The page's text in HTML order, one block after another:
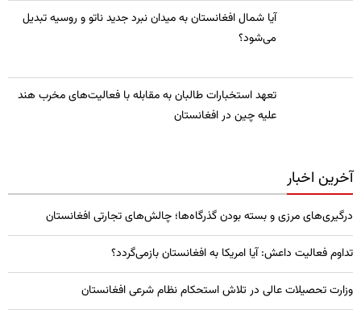
​آیا شمال افغانستان به میدان نبرد جدید ناتو و روسیه تبدیل
می‌شود؟
تعهد استخبارات طالبان به مقابله با فعالیت‌های مخرب هند
علیه چین در افغانستان
آخرین اخبار
درگیری‌های مرزی و بسته بودن گذرگاه‌ها؛ چالش‌های تجارتی افغانستان
تداوم فعالیت داعش: آیا امریکا به افغانستان بازمی‌گردد؟
وزارت تحصیلات عالی در تلاش استحکام نظام شرعی افغانستان